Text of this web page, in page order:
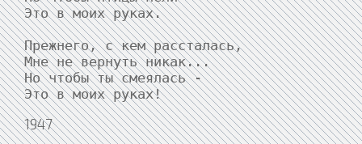
Это в моих руках.
Прежнего, с кем рассталась,
Мне не вернуть никак...
Но чтобы ты смеялась -
Это в моих руках!
1947